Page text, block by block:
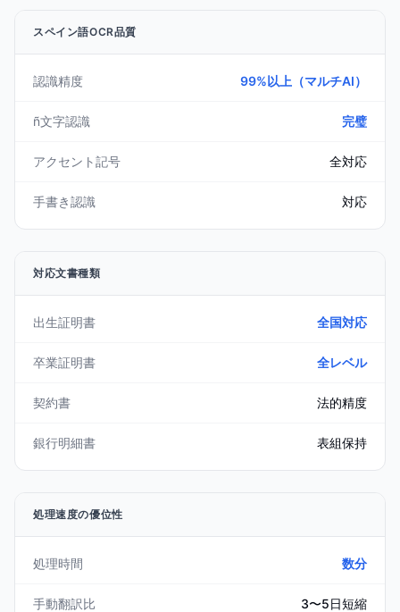
スペイン語OCR品質
認識精度 99%以上（マルチAI）
ñ文字認識 完璧
アクセント記号 全対応
手書き認識 対応
対応文書種類
出生証明書 全国対応
卒業証明書 全レベル
契約書 法的精度
銀行明細書 表組保持
処理速度の優位性
処理時間 数分
手動翻訳比 3〜5日短縮